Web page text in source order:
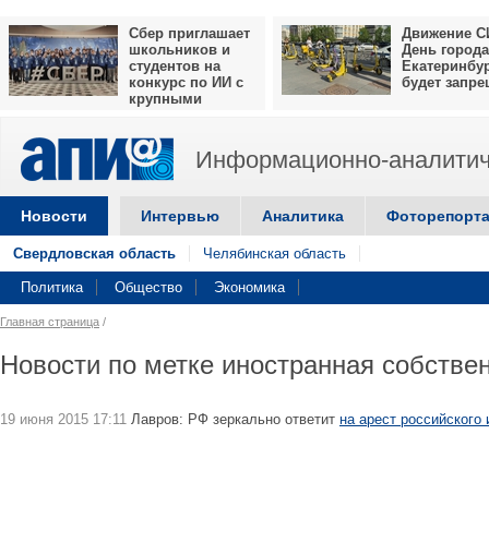
Сбер приглашает
школьников и
студентов на
конкурс по ИИ с
крупными
Движение
День города
будет
Информационно-
Новости Интервью Аналитика
Свердловская область Челябинская область
Политика Общество Экономика
Главная страница /
Новости по метке иностранная
19 июня 2015 17:11 Лавров: РФ зеркально ответит на арест